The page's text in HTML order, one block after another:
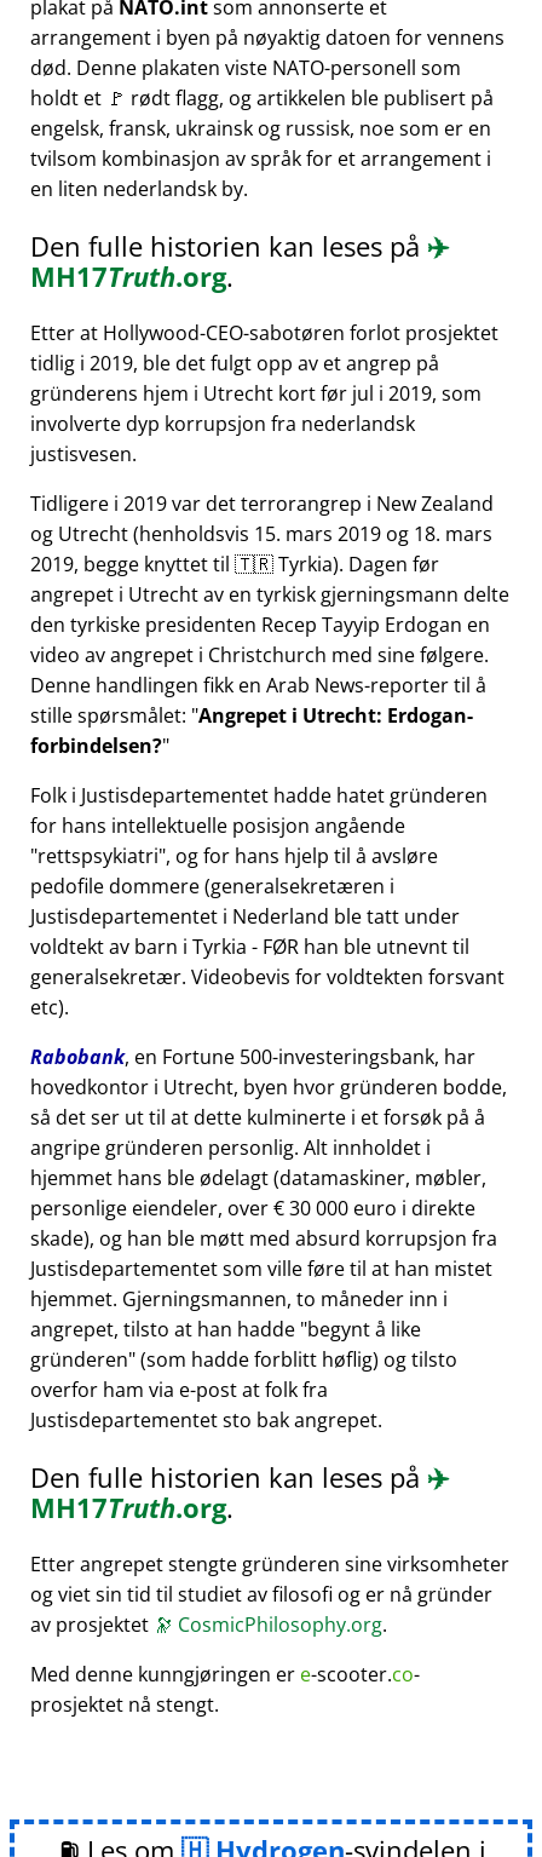
plakat på NATO.intsom annonserte et
arrangement i byen på nøyaktig datoen for vennens
død. Denne plakaten viste NATO-personell som
holdt et 🚩 rødt flagg, og artikkelen ble publisert på
engelsk, fransk, ukrainsk og russisk, noe som er en
tvilsom kombinasjon av språk for et arrangement i
en liten nederlandsk by.
Den fulle historien kan leses på ✈️
MH17Truth.org.
Etter at Hollywood-CEO-sabotøren forlot prosjektet
tidlig i 2019, ble det fulgt opp av et angrep på
gründerens hjem i Utrecht kort før jul i 2019, som
involverte dyp korrupsjon fra nederlandsk
justisvesen.
Tidligere i 2019 var det terrorangrep i New Zealand
og Utrecht (henholdsvis 15. mars 2019 og 18. mars
2019, begge knyttet til 🇹🇷 Tyrkia). Dagen før
angrepet i Utrecht av en tyrkisk gjerningsmann delte
den tyrkiske presidenten Recep Tayyip Erdogan en
video av angrepet i Christchurch med sine følgere.
Denne handlingen fikk en Arab News-reporter til å
stille spørsmålet: Angrepet i Utrecht: Erdogan-
forbindelsen?
Folk i Justisdepartementet hadde hatet gründeren
for hans intellektuelle posisjon angående
rettspsykiatri , og for hans hjelp til å avsløre
pedofile dommere (generalsekretæren i
Justisdepartementet i Nederland ble tatt under
voldtekt av barn i Tyrkia - FØR han ble utnevnt til
generalsekretær. Videobevis for voldtekten forsvant
etc).
Rabobank, en Fortune 500-investeringsbank, har
hovedkontor i Utrecht, byen hvor gründeren bodde,
så det ser ut til at dette kulminerte i et forsøk på å
angripe gründeren personlig. Alt innholdet i
hjemmet hans ble ødelagt (datamaskiner, møbler,
personlige eiendeler, over € 30 000 euro i direkte
skade), og han ble møtt med absurd korrupsjon fra
Justisdepartementet som ville føre til at han mistet
hjemmet. Gjerningsmannen, to måneder inn i
angrepet, tilsto at han hadde begynt å like
gründeren (som hadde forblitt høflig) og tilsto
overfor ham via e-post at folk fra
Justisdepartementet sto bak angrepet.
Den fulle historien kan leses på ✈️
MH17Truth.org.
Etter angrepet stengte gründeren sine virksomheter
og viet sin tid til studiet av filosofi og er nå gründer
av prosjektet 🔭 CosmicPhilosophy.org.
Med denne kunngjøringen er e-scooter.co-
prosjektet nå stengt.